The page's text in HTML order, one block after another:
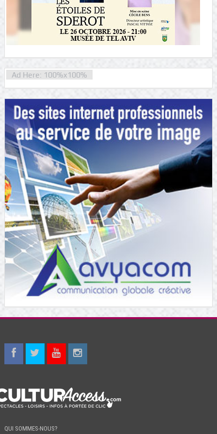
Ad Here: 100%x100%
QUI SOMMES-NOUS?